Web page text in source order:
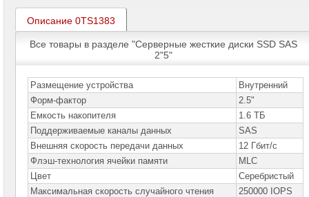
Принтеры
плоттеры
МФУ
Серверы
Пассивное
сетевое
оборудование
Активное
сетевое
оборудование
СХД
Описание 0TS1383
Все товары в разделе "Серверные жесткие диски SSD SAS
2"5"
Размещение устройства
Внутренний
Форм-фактор
2.5"
Емкость накопителя
1.6 ТБ
Поддерживаемые каналы данных
SAS
Внешняя скорость передачи данных
12 Гбит/с
Флэш-технология ячейки памяти
MLC
Цвет
Серебристый
Максимальная скорость случайного чтения
250000 IOPS